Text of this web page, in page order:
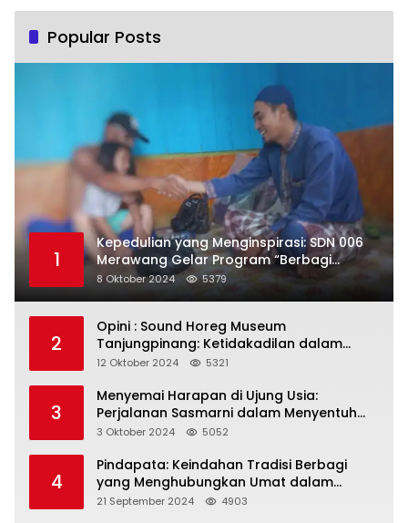
Popular Posts
1
Kepedulian yang Menginspirasi: SDN 006
Merawang Gelar Program “Berbagi
Segenggam Beras”
8 Oktober 2024 5379
2
Opini : Sound Horeg Museum
Tanjungpinang: Ketidakadilan dalam
Representasi
12 Oktober 2024 5321
3
Menyemai Harapan di Ujung Usia:
Perjalanan Sasmarni dalam Menyentuh
Hati dan Jiwa
3 Oktober 2024 5052
4
Pindapata: Keindahan Tradisi Berbagi
yang Menghubungkan Umat dalam
Spiritualitas dan Kebersamaan dalam
21 September 2024 4903